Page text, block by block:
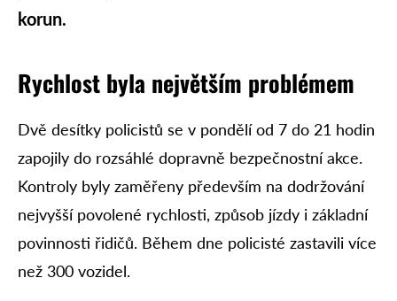
korun.
Rychlost byla největším problémem
Dvě desítky policistů se v pondělí od 7 do 21 hodin
zapojily do rozsáhlé dopravně bezpečnostní akce.
Kontroly byly zaměřeny především na dodržování
nejvyšší povolené rychlosti, způsob jízdy i základní
povinnosti řidičů. Během dne policisté zastavili více
než 300 vozidel.